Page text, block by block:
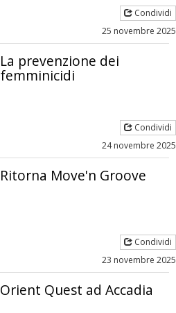
Condividi
25 novembre 2025
La prevenzione dei
femminicidi
Condividi
24 novembre 2025
Ritorna Move'n Groove
Condividi
23 novembre 2025
Orient Quest ad Accadia